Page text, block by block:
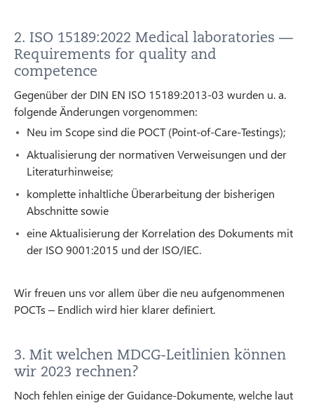
2. ISO 15189:2022 Medical laboratories —
Requirements for quality and
competence
Gegenüber der DIN EN ISO 15189:2013-03 wurden u. a.
folgende Änderungen vorgenommen:
Neu im Scope sind die POCT (Point-of-Care-Testings);
Aktualisierung der normativen Verweisungen und der
Literaturhinweise;
komplette inhaltliche Überarbeitung der bisherigen
Abschnitte sowie
eine Aktualisierung der Korrelation des Dokuments mit
der ISO 9001:2015 und der ISO/IEC.
Wir freuen uns vor allem über die neu aufgenommenen
POCTs – Endlich wird hier klarer definiert.
3. Mit welchen MDCG-Leitlinien können
wir 2023 rechnen?
Noch fehlen einige der Guidance-Dokumente, welche laut